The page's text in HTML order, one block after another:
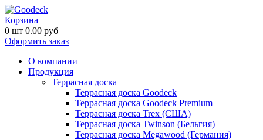
Корзина
0 шт 0.00 руб
Оформить заказ
О компании
Продукция
Террасная доска
Террасная доска Goodeck
Террасная доска Goodeck Premium
Террасная доска Trex (США)
Террасная доска Twinson (Бельгия)
Террасная доска Megawood (Германия)